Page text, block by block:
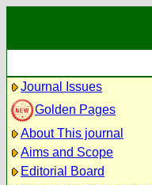
Journal Issues
Golden Pages
About This journal
Aims and Scope
Editorial Board